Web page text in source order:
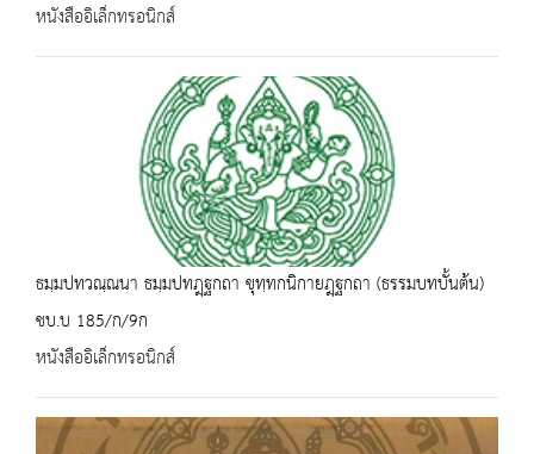
หนังสืออิเล็กทรอนิกส์
ธมฺมปทวณฺณนา ธมฺมปทฎฺฐกถา ขุทฺทกนิกายฎฺฐกถา (ธรรมบทบั้นต้น)
ชบ.บ 185/ก/9ก
หนังสืออิเล็กทรอนิกส์